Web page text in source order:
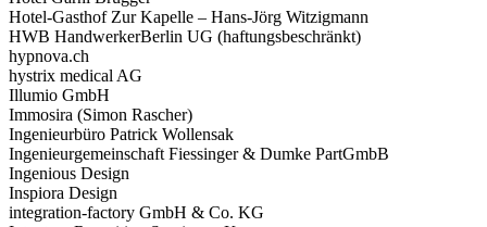
Hotel-Gasthof Zur Kapelle – Hans-Jörg Witzigmann
HWB HandwerkerBerlin UG (haftungsbeschränkt)
hypnova.ch
hystrix medical AG
Illumio GmbH
Immosira (Simon Rascher)
Ingenieurbüro Patrick Wollensak
Ingenieurgemeinschaft Fiessinger & Dumke PartGmbB
Ingenious Design
Inspiora Design
integration-factory GmbH & Co. KG